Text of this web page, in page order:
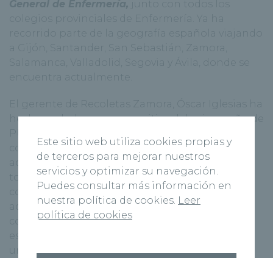
General de Enfermería, junto con todos los
colegios provinciales de Enfermería. Ya ha
recorrido parte de la geografía española viajando
a Gijón, Santander, San Sebastián, Zamora,
Salamanca, Valladolid, Segovia y Ávila, donde se
encuentra actualmente.
El gerente de Recoletas Zamora, Óscar Iglesias ha
hecho un balance muy positivo del primer año de
PULSO VITAL porque “hemos estado
constantemente muy presente en diferentes
actos vinculados a la salud en Zamora y, sobre
todo, nos sentimos orgullosos de haber
conseguido que la población zamorana tenga
acceso de forma fácil y gratuita a realizarse
controles periódicos de salud cardiaca,
especialmente en aquellos núcleos rurales con
un alto porcentaje de población envejecida”.
Este sitio web utiliza cookies propias y
de terceros para mejorar nuestros
servicios y optimizar su navegación.
Puedes consultar más información en
nuestra política de cookies. Leer
política de cookies